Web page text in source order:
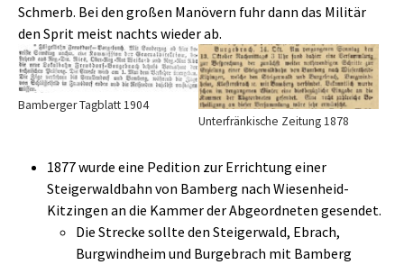
Show larger version
Bamberger Tagblatt 1904
Show larger version
Unterfränkische Zeitung 1878
Schmerb. Bei den großen Manövern fuhr dann das Militär
den Sprit meist nachts wieder ab.
1877 wurde eine Pedition zur Errichtung einer
Steigerwaldbahn von Bamberg nach Wiesenheid-
Kitzingen an die Kammer der Abgeordneten gesendet.
Die Strecke sollte den Steigerwald, Ebrach,
Burgwindheim und Burgebrach mit Bamberg